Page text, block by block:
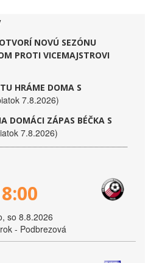
NOVÚ SEZÓNU
PROTI VICEMAJSTROVI
HRÁME DOMA S
7.8.2026)
DOMÁCI ZÁPAS BÉČKA S
7.8.2026)
so 8.8.2026
- Podbrezová